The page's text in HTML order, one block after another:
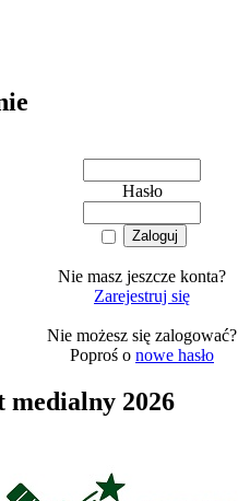
Hasło
Nie masz jeszcze konta?
Zarejestruj się
Nie możesz się zalogować?
Poproś o nowe hasło
medialny 2026